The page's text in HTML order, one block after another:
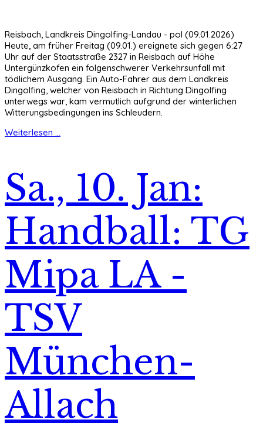
Reisbach, Landkreis Dingolfing-Landau - pol (09.01.2026)
Heute, am früher Freitag (09.01.) ereignete sich gegen 6:27
Uhr auf der Staatsstraße 2327 in Reisbach auf Höhe
Untergünzkofen ein folgenschwerer Verkehrsunfall mit
tödlichem Ausgang. Ein Auto-Fahrer aus dem Landkreis
Dingolfing, welcher von Reisbach in Richtung Dingolfing
unterwegs war, kam vermutlich aufgrund der winterlichen
Witterungsbedingungen ins Schleudern.
Weiterlesen ...
Sa., 10. Jan:
Handball: TG
Mipa LA -
TSV
München-
Allach